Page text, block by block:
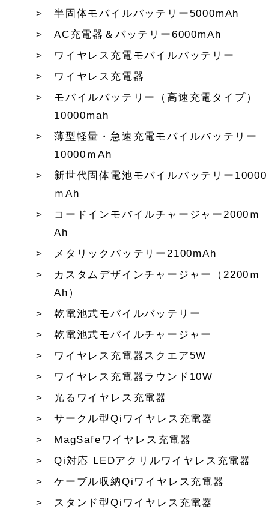
半固体モバイルバッテリー5000mAh
AC充電器＆バッテリー6000mAh
ワイヤレス充電モバイルバッテリー
ワイヤレス充電器
モバイルバッテリー（高速充電タイプ）
10000mah
薄型軽量・急速充電モバイルバッテリー
10000ｍAh
新世代固体電池モバイルバッテリー10000
ｍAh
コードインモバイルチャージャー2000ｍ
Ah
メタリックバッテリー2100mAh
カスタムデザインチャージャー（2200ｍ
Ah）
乾電池式モバイルバッテリー
乾電池式モバイルチャージャー
ワイヤレス充電器スクエア5W
ワイヤレス充電器ラウンド10W
光るワイヤレス充電器
サークル型Qiワイヤレス充電器
MagSafeワイヤレス充電器
Qi対応 LEDアクリルワイヤレス充電器
ケーブル収納Qiワイヤレス充電器
スタンド型Qiワイヤレス充電器